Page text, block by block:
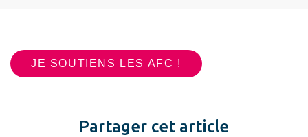
JE SOUTIENS LES AFC !
Partager cet article